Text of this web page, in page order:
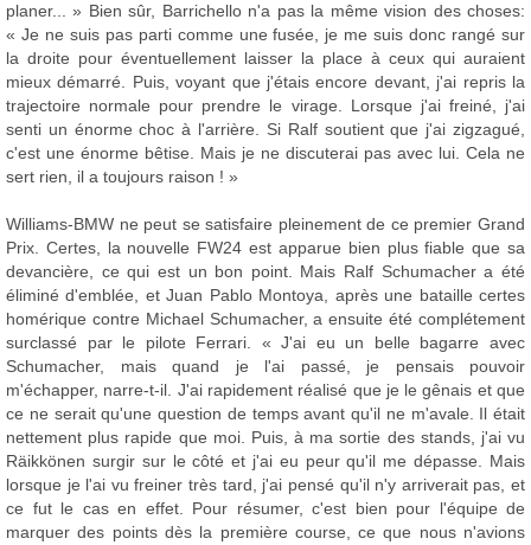
planer... » Bien sûr, Barrichello n'a pas la même vision des choses:
« Je ne suis pas parti comme une fusée, je me suis donc rangé sur
la droite pour éventuellement laisser la place à ceux qui auraient
mieux démarré. Puis, voyant que j'étais encore devant, j'ai repris la
trajectoire normale pour prendre le virage. Lorsque j'ai freiné, j'ai
senti un énorme choc à l'arrière. Si Ralf soutient que j'ai zigzagué,
c'est une énorme bêtise. Mais je ne discuterai pas avec lui. Cela ne
sert rien, il a toujours raison ! »
Williams-BMW ne peut se satisfaire pleinement de ce premier Grand
Prix. Certes, la nouvelle FW24 est apparue bien plus fiable que sa
devancière, ce qui est un bon point. Mais Ralf Schumacher a été
éliminé d'emblée, et Juan Pablo Montoya, après une bataille certes
homérique contre Michael Schumacher, a ensuite été complétement
surclassé par le pilote Ferrari. « J'ai eu un belle bagarre avec
Schumacher, mais quand je l'ai passé, je pensais pouvoir
m'échapper, narre-t-il. J'ai rapidement réalisé que je le gênais et que
ce ne serait qu'une question de temps avant qu'il ne m'avale. Il était
nettement plus rapide que moi. Puis, à ma sortie des stands, j'ai vu
Räikkönen surgir sur le côté et j'ai eu peur qu'il me dépasse. Mais
lorsque je l'ai vu freiner très tard, j'ai pensé qu'il n'y arriverait pas, et
ce fut le cas en effet. Pour résumer, c'est bien pour l'équipe de
marquer des points dès la première course, ce que nous n'avions